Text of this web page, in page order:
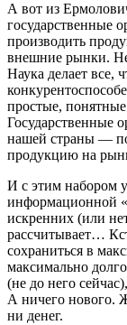
А вот из
государственные
производить
внешние рынки.
Наука делает все,
простые,
Государственные
нашей страны —
продукцию на
И с этим набором
информационной
искренних (или
рассчитывает…
сохраниться в
максимально
(не до него
А ничего нового.
ни денег.